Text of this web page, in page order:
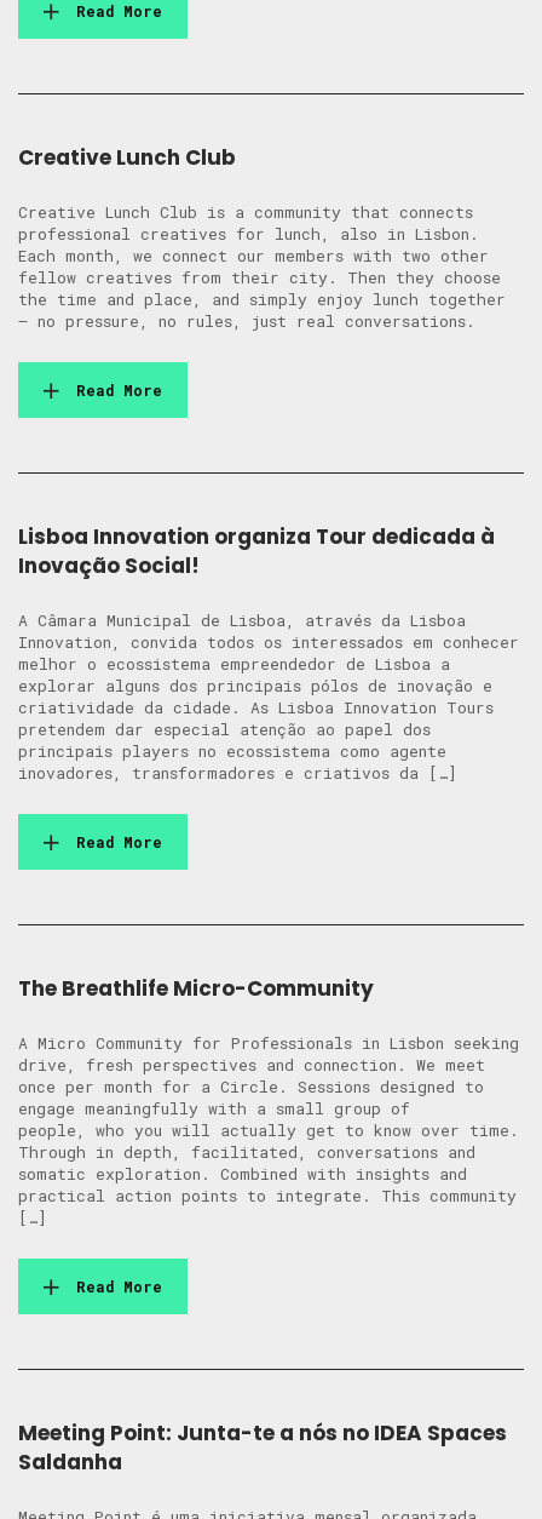
Read More
Creative Lunch Club
Creative Lunch Club is a community that connects
professional creatives for lunch, also in Lisbon.
Each month, we connect our members with two other
fellow creatives from their city. Then they choose
the time and place, and simply enjoy lunch together
— no pressure, no rules, just real conversations.
Read More
Lisboa Innovation organiza Tour dedicada à
Inovação Social!
A Câmara Municipal de Lisboa, através da Lisboa
Innovation, convida todos os interessados em conhecer
melhor o ecossistema empreendedor de Lisboa a
explorar alguns dos principais pólos de inovação e
criatividade da cidade. As Lisboa Innovation Tours
pretendem dar especial atenção ao papel dos
principais players no ecossistema como agente
inovadores, transformadores e criativos da […]
Read More
The Breathlife Micro-Community
A Micro Community for Professionals in Lisbon seeking
drive, fresh perspectives and connection. We meet
once per month for a Circle. Sessions designed to
engage meaningfully with a small group of
people, who you will actually get to know over time.
Through in depth, facilitated, conversations and
somatic exploration. Combined with insights and
practical action points to integrate. This community
[…]
Read More
Meeting Point: Junta-te a nós no IDEA Spaces
Saldanha